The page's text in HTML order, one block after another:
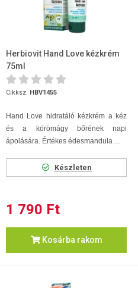
Herbiovit Hand Love kézkrém
75ml
Cikksz. HBV1455
Hand Love hidratáló kézkrém a kéz
és a körömágy bőrének napi
ápolására. Értékes édesmandula ...
Készleten
1 790 Ft
Kosárba rakom